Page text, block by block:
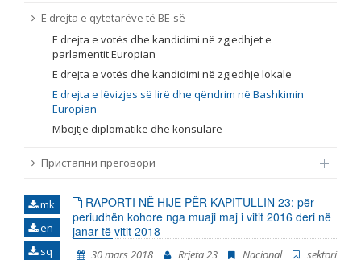
Gjuhë
E drejta e qytetarëve të BE-së
E drejta e votës dhe kandidimi në zgjedhjet e
parlamentit Europian
E drejta e votës dhe kandidimi në zgjedhje lokale
E drejta e lëvizjes së lirë dhe qëndrim në Bashkimin
Europian
Mbojtje diplomatike dhe konsulare
Пристапни преговори
mk
en
sq
RAPORTI NË HIJE PËR KAPITULLIN 23: për
periudhën kohore nga muaji maj i vitit 2016 deri në
janar të vitit 2018
30 mars 2018 Rrjeta 23 Nacional
sektori